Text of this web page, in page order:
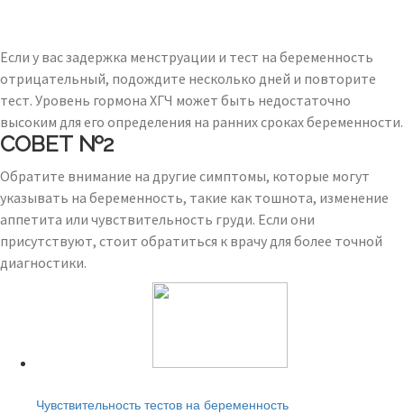
Если у вас задержка менструации и тест на беременность
отрицательный, подождите несколько дней и повторите
тест. Уровень гормона ХГЧ может быть недостаточно
высоким для его определения на ранних сроках беременности.
СОВЕТ №2
Обратите внимание на другие симптомы, которые могут
указывать на беременность, такие как тошнота, изменение
аппетита или чувствительность груди. Если они
присутствуют, стоит обратиться к врачу для более точной
диагностики.
Чувствительность тестов на беременность